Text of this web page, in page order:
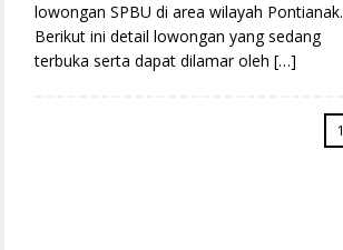
lowongan SPBU di area wilayah Pontianak.
Berikut ini detail lowongan yang sedang
terbuka serta dapat dilamar oleh […]
1